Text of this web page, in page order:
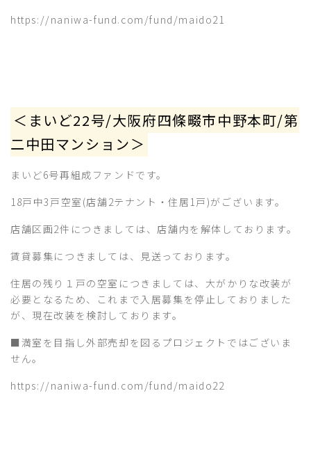
https://naniwa-fund.com/fund/maido21
＜まいど22号/大阪府四條畷市中野本町/第
二中田マンション＞
まいど6号再組成ファンドです。
18戸中3戸空室(店舗2テナント・住居1戸)がございます。
店舗区画2件につきましては、店舗内を解体しております。
賃貸募集につきましては、見送っております。
住居の残り１戸の空室につきましては、大がかりな改装が
必要となるため、これまで入居募集を停止しておりました
が、現在改装を検討しております。
■満室を目指し外部売却を図るプロジェクトではございま
せん。
https://naniwa-fund.com/fund/maido22